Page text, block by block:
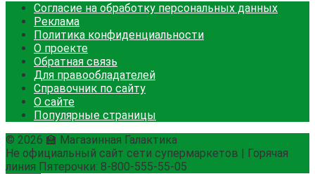
Согласие на обработку персональных данных
Реклама
Политика конфиденциальности
О проекте
Обратная связь
Для правообладателей
Справочник по сайту
О сайте
Популярные страницы
© 2026 🏫 Магазинная Галактика
Не официальный сайт сети супермаркетов | Горячая
линия Пятерочки: 8-800-555-55-05